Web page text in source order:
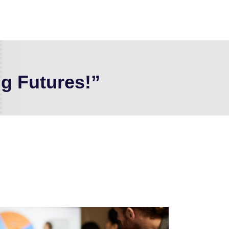
Futures!”